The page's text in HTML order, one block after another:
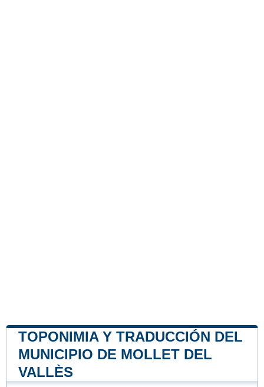
TOPONIMIA Y TRADUCCIÓN DEL
MUNICIPIO DE MOLLET DEL
VALLÈS